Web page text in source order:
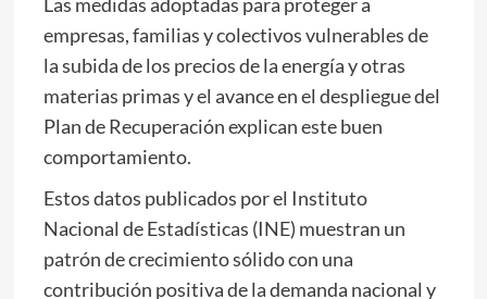
empresas, familias y colectivos vulnerables de
la subida de los precios de la energía y otras
materias primas y el avance en el despliegue del
Plan de Recuperación explican este buen
comportamiento.
Estos datos publicados por el Instituto
Nacional de Estadísticas (INE) muestran un
patrón de crecimiento sólido con una
contribución positiva de la demanda nacional y